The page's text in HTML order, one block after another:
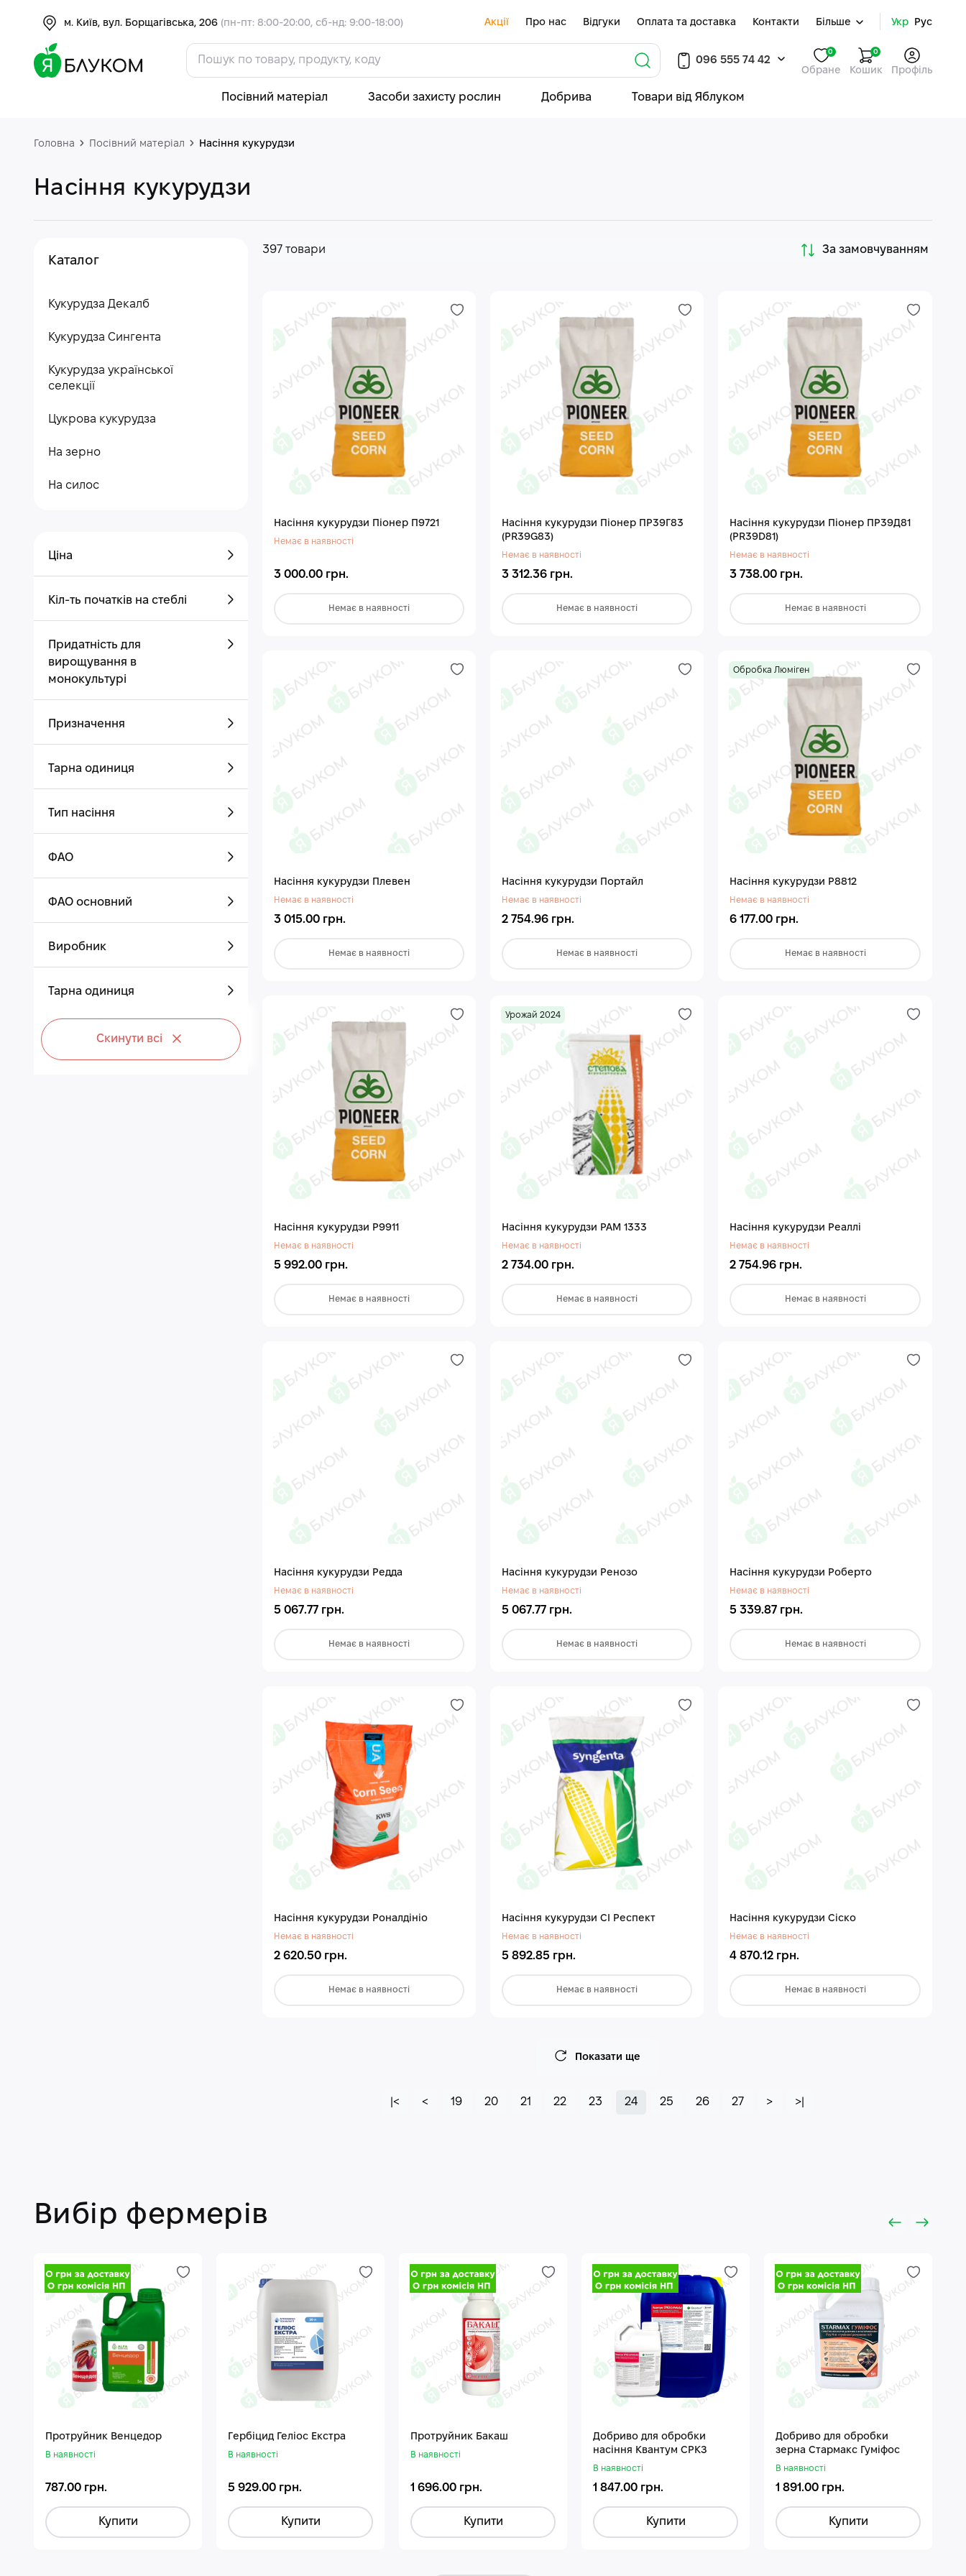
м. Київ, вул. Борщагівська, 206 (пн-пт: 8:00-20:00, сб-нд: 9:00-18:00) Акції Про нас Відгуки Оплата та доставка Контакти Більше Укр Рус
096 555 74 42
Обране
0 0
Кошик Профіль
Посівний матеріал Засоби захисту рослин Добрива Товари від Яблуком
Головна Посівний матеріал Насіння кукурудзи
Насіння кукурудзи
Каталог
Кукурудза Декалб
Кукурудза Сингента
Кукурудза української
селекції
Цукрова кукурудза
На зерно
На силос
Ціна
Кіл-ть початків на стеблі
Придатність для
вирощування в
монокультурі
Призначення
Тарна одиниця
Тип насіння
ФАО
ФАО основний
Виробник
Тарна одиниця
Скинути всі
397 товари За замовчуванням
Насіння кукурудзи Піонер П9721
Немає в наявності
3 000.00 грн.
Немає в наявності
Насіння кукурудзи Піонер ПР39Г83
(PR39G83)
Немає в наявності
3 312.36 грн.
Немає в наявності
Насіння кукурудзи Піонер ПР39Д81
(PR39D81)
Немає в наявності
3 738.00 грн.
Немає в наявності
Насіння кукурудзи Плевен
Немає в наявності
3 015.00 грн.
Немає в наявності
Насіння кукурудзи Портайл
Немає в наявності
2 754.96 грн.
Немає в наявності
Обробка Люміген
Насіння кукурудзи Р8812
Немає в наявності
6 177.00 грн.
Немає в наявності
Насіння кукурудзи Р9911
Немає в наявності
5 992.00 грн.
Немає в наявності
Урожай 2024
Насіння кукурудзи РАМ 1333
Немає в наявності
2 734.00 грн.
Немає в наявності
Насіння кукурудзи Реаллі
Немає в наявності
2 754.96 грн.
Немає в наявності
Насіння кукурудзи Редда
Немає в наявності
5 067.77 грн.
Немає в наявності
Насіння кукурудзи Ренозо
Немає в наявності
5 067.77 грн.
Немає в наявності
Насіння кукурудзи Роберто
Немає в наявності
5 339.87 грн.
Немає в наявності
Насіння кукурудзи Роналдініо
Немає в наявності
2 620.50 грн.
Немає в наявності
Насіння кукурудзи СІ Респект
Немає в наявності
5 892.85 грн.
Немає в наявності
Насіння кукурудзи Сіско
Немає в наявності
4 870.12 грн.
Немає в наявності
Показати ще
|< < 19 20 21 22 23 24 25 26 27 > >|
Вибір фермерів
Протруйник Венцедор
В наявності
787.00 грн.
Купити
Гepбiцид Геліос Екстра
В наявності
5 929.00 грн.
Купити
Протруйник Бакаш
В наявності
1 696.00 грн.
Купити
Добриво для обробки
насіння Квантум СРКЗ
В наявності
1 847.00 грн.
Купити
Добриво для обробки
зерна Стармакс Гуміфос
В наявності
1 891.00 грн.
Купити